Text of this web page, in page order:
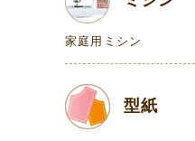
家庭用ミシン
型紙